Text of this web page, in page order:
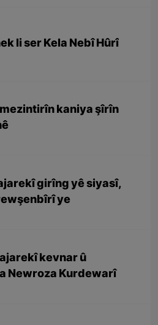
li ser Kela Nebî Hûrî
kaniya şîrîn
girîng yê siyasî,
ye
kevnar û
Newroza Kurdewarî